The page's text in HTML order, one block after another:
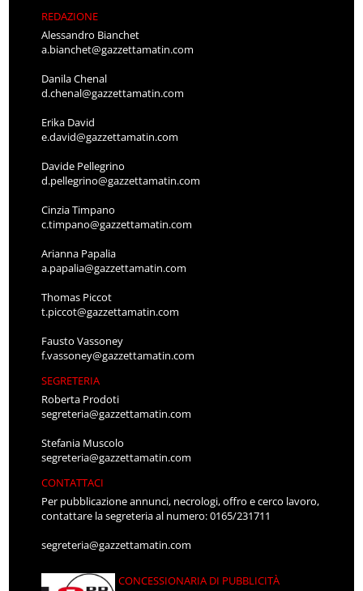
REDAZIONE
Alessandro Bianchet
a.bianchet@gazzettamatin.com
Danila Chenal
d.chenal@gazzettamatin.com
Erika David
e.david@gazzettamatin.com
Davide Pellegrino
d.pellegrino@gazzettamatin.com
Cinzia Timpano
c.timpano@gazzettamatin.com
Arianna Papalia
a.papalia@gazzettamatin.com
Thomas Piccot
t.piccot@gazzettamatin.com
Fausto Vassoney
f.vassoney@gazzettamatin.com
SEGRETERIA
Roberta Prodoti
segreteria@gazzettamatin.com
Stefania Muscolo
segreteria@gazzettamatin.com
CONTATTACI
Per pubblicazione annunci, necrologi, offro e cerco lavoro,
contattare la segreteria al numero: 0165/231711
segreteria@gazzettamatin.com
CONCESSIONARIA DI PUBBLICITÀ